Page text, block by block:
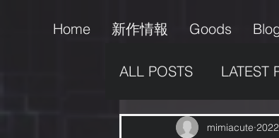
Home 新作情報 Goods
ALL POSTS LATEST
販売情報 支援活
mimiacute